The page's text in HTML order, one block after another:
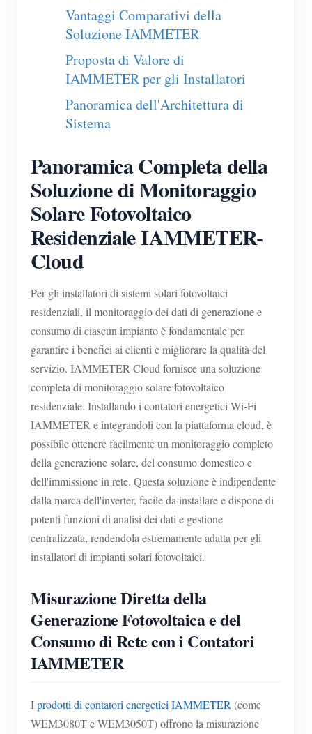
Classifica FV
Vantaggi Comparativi della
Soluzione IAMMETER
Proposta di Valore di
IAMMETER per gli Installatori
Panoramica dell'Architettura di
Sistema
Panoramica Completa della
Soluzione di Monitoraggio
Solare Fotovoltaico
Residenziale IAMMETER-
Cloud
Per gli installatori di sistemi solari fotovoltaici
residenziali, il monitoraggio dei dati di generazione e
consumo di ciascun impianto è fondamentale per
garantire i benefici ai clienti e migliorare la qualità del
servizio. IAMMETER-Cloud fornisce una soluzione
completa di monitoraggio solare fotovoltaico
residenziale. Installando i contatori energetici Wi-Fi
IAMMETER e integrandoli con la piattaforma cloud, è
possibile ottenere facilmente un monitoraggio completo
della generazione solare, del consumo domestico e
dell'immissione in rete. Questa soluzione è indipendente
dalla marca dell'inverter, facile da installare e dispone di
potenti funzioni di analisi dei dati e gestione
centralizzata, rendendola estremamente adatta per gli
installatori di impianti solari fotovoltaici.
Misurazione Diretta della
Generazione Fotovoltaica e del
Consumo di Rete con i Contatori
IAMMETER
Iprodotti di contatori energetici IAMMETER(come
WEM3080T e WEM3050T) offrono la misurazione